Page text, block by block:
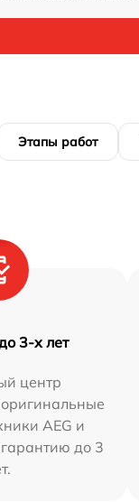
Этапы работ
3-х лет
центр
AEG и
до 3